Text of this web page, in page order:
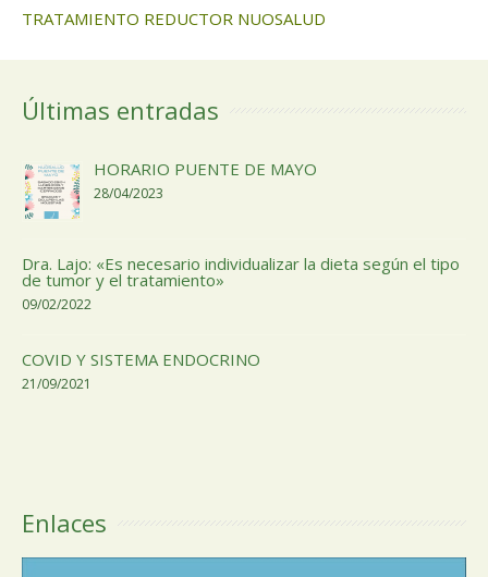
TRATAMIENTO REDUCTOR NUOSALUD
Últimas entradas
HORARIO PUENTE DE MAYO
28/04/2023
Dra. Lajo: «Es necesario individualizar la dieta según el tipo
de tumor y el tratamiento»
09/02/2022
COVID Y SISTEMA ENDOCRINO
21/09/2021
Enlaces